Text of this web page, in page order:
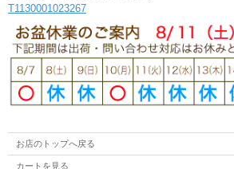
T1130001023267
お店のトップへ戻る
カートを見る